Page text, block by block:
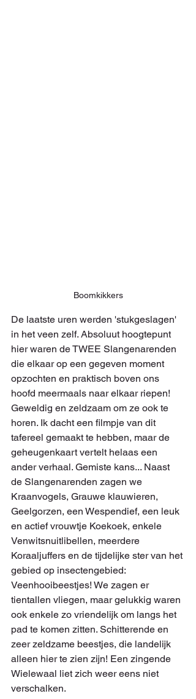
Boomkikkers
De laatste uren werden 'stukgeslagen'
in het veen zelf. Absoluut hoogtepunt
hier waren de TWEE Slangenarenden
die elkaar op een gegeven moment
opzochten en praktisch boven ons
hoofd meermaals naar elkaar riepen!
Geweldig en zeldzaam om ze ook te
horen. Ik dacht een filmpje van dit
tafereel gemaakt te hebben, maar de
geheugenkaart vertelt helaas een
ander verhaal. Gemiste kans... Naast
de Slangenarenden zagen we
Kraanvogels, Grauwe klauwieren,
Geelgorzen, een Wespendief, een leuk
en actief vrouwtje Koekoek, enkele
Venwitsnuitlibellen, meerdere
Koraaljuffers en de tijdelijke ster van het
gebied op insectengebied:
Veenhooibeestjes! We zagen er
tientallen vliegen, maar gelukkig waren
ook enkele zo vriendelijk om langs het
pad te komen zitten. Schitterende en
zeer zeldzame beestjes, die landelijk
alleen hier te zien zijn! Een zingende
Wielewaal liet zich weer eens niet
verschalken.